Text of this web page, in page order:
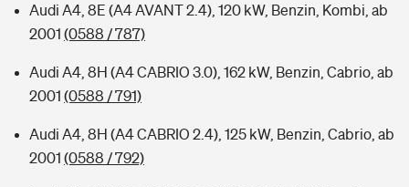
Audi A4, 8E (A4 AVANT 2.4), 120 kW, Benzin, Kombi, ab
2001 (0588 / 787)
Audi A4, 8H (A4 CABRIO 3.0), 162 kW, Benzin, Cabrio, ab
2001 (0588 / 791)
Audi A4, 8H (A4 CABRIO 2.4), 125 kW, Benzin, Cabrio, ab
2001 (0588 / 792)